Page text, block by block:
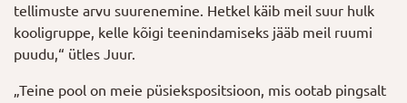
tellimuste arvu suurenemine. Hetkel käib meil suur hulk
kooligruppe, kelle kõigi teenindamiseks jääb meil ruumi
puudu,“ ütles Juur.
„Teine pool on meie püsiekspositsioon, mis ootab pingsalt